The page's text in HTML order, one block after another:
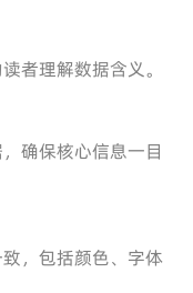
者理解数据含义。
确保核心信息一目
，包括颜色、字体